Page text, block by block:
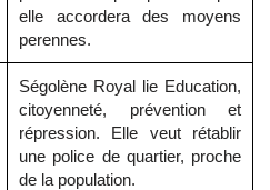
elle accordera des moyens
perennes.
Ségolène Royal lie Education,
citoyenneté, prévention et
répression. Elle veut rétablir
une police de quartier, proche
de la population.